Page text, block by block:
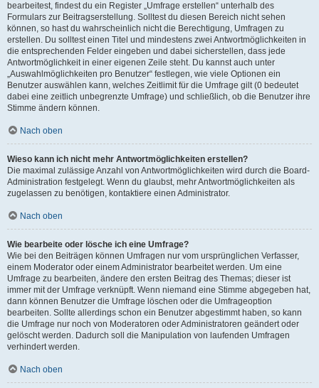
bearbeitest, findest du ein Register „Umfrage erstellen“ unterhalb des
Formulars zur Beitragserstellung. Solltest du diesen Bereich nicht sehen
können, so hast du wahrscheinlich nicht die Berechtigung, Umfragen zu
erstellen. Du solltest einen Titel und mindestens zwei Antwortmöglichkeiten in
die entsprechenden Felder eingeben und dabei sicherstellen, dass jede
Antwortmöglichkeit in einer eigenen Zeile steht. Du kannst auch unter
„Auswahlmöglichkeiten pro Benutzer“ festlegen, wie viele Optionen ein
Benutzer auswählen kann, welches Zeitlimit für die Umfrage gilt (0 bedeutet
dabei eine zeitlich unbegrenzte Umfrage) und schließlich, ob die Benutzer ihre
Stimme ändern können.
Nach oben
Wieso kann ich nicht mehr Antwortmöglichkeiten erstellen?
Die maximal zulässige Anzahl von Antwortmöglichkeiten wird durch die Board-
Administration festgelegt. Wenn du glaubst, mehr Antwortmöglichkeiten als
zugelassen zu benötigen, kontaktiere einen Administrator.
Nach oben
Wie bearbeite oder lösche ich eine Umfrage?
Wie bei den Beiträgen können Umfragen nur vom ursprünglichen Verfasser,
einem Moderator oder einem Administrator bearbeitet werden. Um eine
Umfrage zu bearbeiten, ändere den ersten Beitrag des Themas; dieser ist
immer mit der Umfrage verknüpft. Wenn niemand eine Stimme abgegeben hat,
dann können Benutzer die Umfrage löschen oder die Umfrageoption
bearbeiten. Sollte allerdings schon ein Benutzer abgestimmt haben, so kann
die Umfrage nur noch von Moderatoren oder Administratoren geändert oder
gelöscht werden. Dadurch soll die Manipulation von laufenden Umfragen
verhindert werden.
Nach oben